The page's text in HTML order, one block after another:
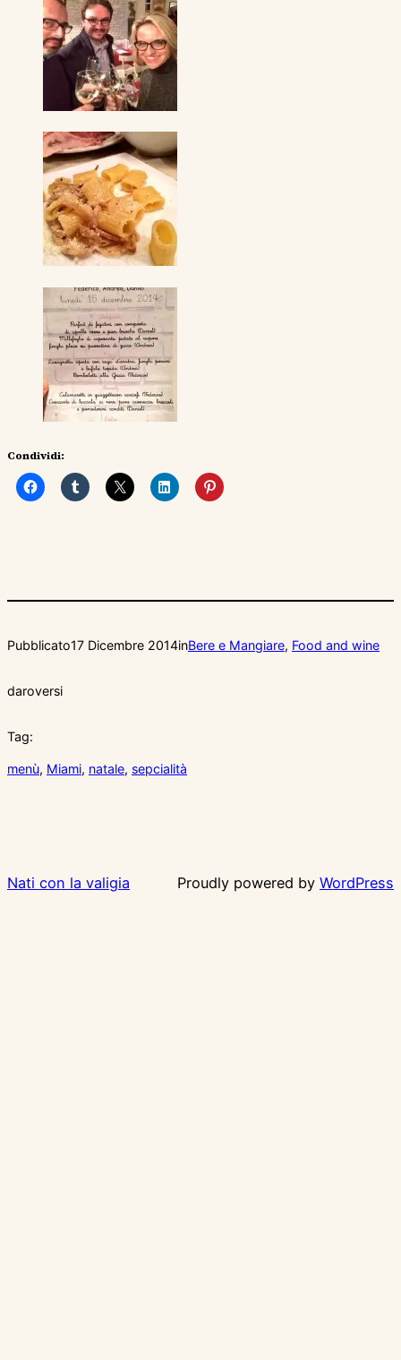
Condividi:
Pubblicato17 Dicembre 2014inBere e Mangiare, Food and wine
daroversi
Tag:
menù, Miami, natale, sepcialità
Nati con la valigia Proudly powered by WordPress